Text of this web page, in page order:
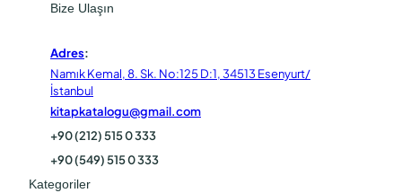
Bize Ulaşın
Adres:
Namık Kemal, 8. Sk. No:125 D:1, 34513 Esenyurt/
İstanbul
kitapkatalogu@gmail.com
+90 (212) 515 0 333
+90 (549) 515 0 333
Kategoriler